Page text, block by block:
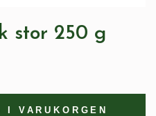
stor 250 g
I VARUKORGEN